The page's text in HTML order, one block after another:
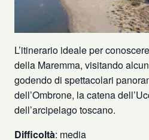
L’itinerario ideale per
della Maremma, visitando
godendo di spettacolari
dell’Ombrone, la catena
dell’arcipelago toscano.
Difficoltà: media